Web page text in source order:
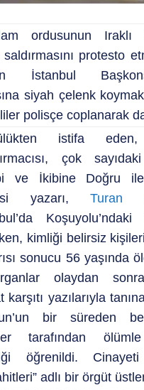
ordusunun Iraklı
saldırmasını protesto
İstanbul
siyah çelenk
polisçe coplanarak
istifa
çok
ve İkibine Doğru ile
yazarı,Turan
Koşuyolu’ndaki
kimliği belirsiz
sonucu 56 yaşında
olaydan
karşıtı yazılarıyla
bir süreden
tarafından
öğrenildi. Cinayeti
adlı bir örgüt